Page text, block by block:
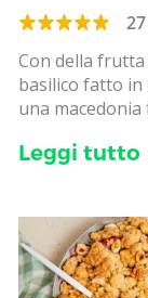
Con della
basilico fatto
una
Leggi tutto